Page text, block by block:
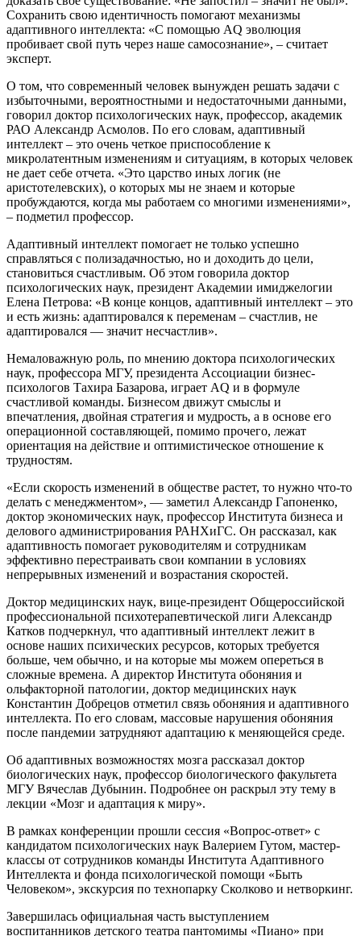
Сохранить свою идентичность помогают механизмы
адаптивного интеллекта: «С помощью AQ эволюция
пробивает свой путь через наше самосознание», – считает
эксперт.
О том, что современный человек вынужден решать задачи с
избыточными, вероятностными и недостаточными данными,
говорил доктор психологических наук, профессор, академик
РАО Александр Асмолов. По его словам, адаптивный
интеллект – это очень четкое приспособление к
микролатентным изменениям и ситуациям, в которых человек
не дает себе отчета. «Это царство иных логик (не
аристотелевских), о которых мы не знаем и которые
пробуждаются, когда мы работаем со многими изменениями»,
– подметил профессор.
Адаптивный интеллект помогает не только успешно
справляться с полизадачностью, но и доходить до цели,
становиться счастливым. Об этом говорила доктор
психологических наук, президент Академии имиджелогии
Елена Петрова: «В конце концов, адаптивный интеллект – это
и есть жизнь: адаптировался к переменам – счастлив, не
адаптировался — значит несчастлив».
Немаловажную роль, по мнению доктора психологических
наук, профессора МГУ, президента Ассоциации бизнес-
психологов Тахира Базарова, играет AQ и в формуле
счастливой команды. Бизнесом движут смыслы и
впечатления, двойная стратегия и мудрость, а в основе его
операционной составляющей, помимо прочего, лежат
ориентация на действие и оптимистическое отношение к
трудностям.
«Если скорость изменений в обществе растет, то нужно что-то
делать с менеджментом», — заметил Александр Гапоненко,
доктор экономических наук, профессор Института бизнеса и
делового администрирования РАНХиГС. Он рассказал, как
адаптивность помогает руководителям и сотрудникам
эффективно перестраивать свои компании в условиях
непрерывных изменений и возрастания скоростей.
Доктор медицинских наук, вице-президент Общероссийской
профессиональной психотерапевтической лиги Александр
Катков подчеркнул, что адаптивный интеллект лежит в
основе наших психических ресурсов, которых требуется
больше, чем обычно, и на которые мы можем опереться в
сложные времена. А директор Института обоняния и
ольфакторной патологии, доктор медицинских наук
Константин Добрецов отметил связь обоняния и адаптивного
интеллекта. По его словам, массовые нарушения обоняния
после пандемии затрудняют адаптацию к меняющейся среде.
Об адаптивных возможностях мозга рассказал доктор
биологических наук, профессор биологического факультета
МГУ Вячеслав Дубынин. Подробнее он раскрыл эту тему в
лекции «Мозг и адаптация к миру».
В рамках конференции прошли сессия «Вопрос-ответ» с
кандидатом психологических наук Валерием Гутом, мастер-
классы от сотрудников команды Института Адаптивного
Интеллекта и фонда психологической помощи «Быть
Человеком», экскурсия по технопарку Сколково и нетворкинг.
Завершилась официальная часть выступлением
воспитанников детского театра пантомимы «Пиано» при